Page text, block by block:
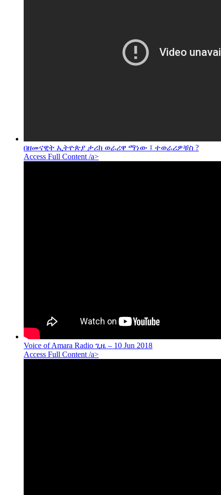
በዘመናዊት ኢትዮጵያ ታሪክ ወራሪዋ ማነው ፤ ተወራሪዎቹስ ?
Access Full Content /a>
Voice of Amara Radio ጊዜ – 10 Jun 2018
Access Full Content /a>